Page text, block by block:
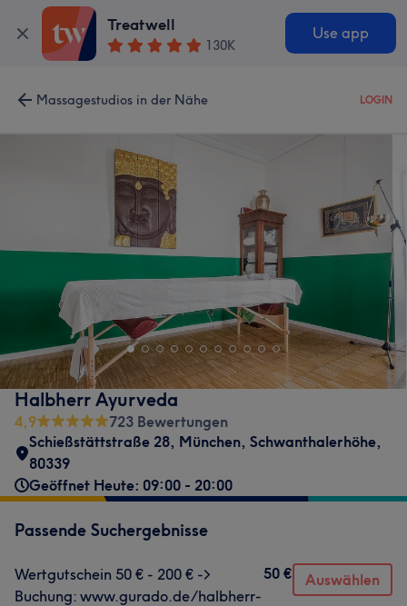
Treatwell
130K
Use app
Massagestudios in der Nähe LOGIN
Halbherr Ayurveda
4,9
723 Bewertungen
Schießstättstraße 28, München, Schwanthalerhöhe,
80339
Geöffnet Heute: 09:00 - 20:00
Passende Suchergebnisse
Wertgutschein 50 € - 200 € ->
Buchung: www.gurado.de/halbherr-
50 € Auswählen